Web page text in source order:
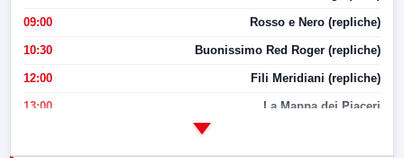
09:00 Rosso e Nero (repliche)
10:30 Buonissimo Red Roger (repliche)
12:00 Fili Meridiani (repliche)
13:00 La Mappa dei Piaceri